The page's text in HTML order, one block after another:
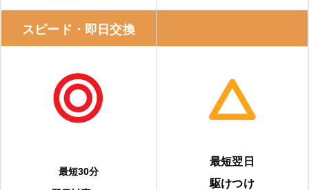
住設ドットコム
エコキュート入替隊
スピード・即日交換
最短30分
最短翌日
駆けつけ